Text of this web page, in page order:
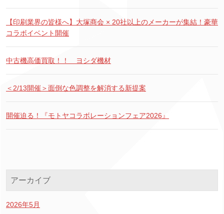
【印刷業界の皆様へ】大塚商会 × 20社以上のメーカーが集結！豪華
コラボイベント開催
中古機高価買取！！ ヨシダ機材
＜2/13開催＞面倒な色調整を解消する新提案
開催迫る！『モトヤコラボレーションフェア2026』
アーカイブ
2026年5月